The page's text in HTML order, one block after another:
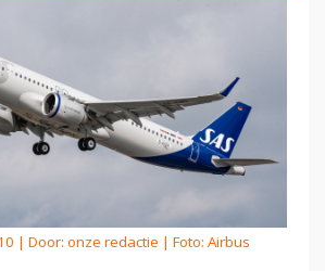
| Door: onze redactie | Foto: Airbus